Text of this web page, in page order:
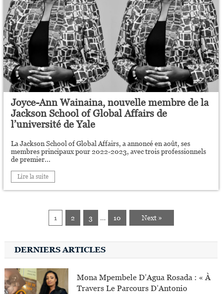
Joyce-Ann Wainaina, nouvelle membre de la
Jackson School of Global Affairs de
l’université de Yale
La Jackson School of Global Affairs, a annoncé en août, ses
membres principaux pour 2022-2023, avec trois professionnels
de premier...
Lire la suite
1 2 3 … 10 Next »
DERNIERS ARTICLES
Mona Mpembele D’Agua Rosada : « À
Travers Le Parcours D’Antonio